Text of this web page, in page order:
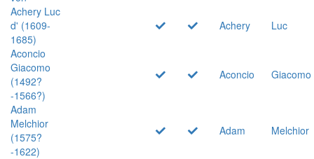
Achery Luc
d' (1609-
1685)
Achery
Luc
Aconcio
Giacomo
(1492?
-1566?)
Aconcio Giacomo
Adam
Melchior
(1575?
-1622)
Adam Melchior